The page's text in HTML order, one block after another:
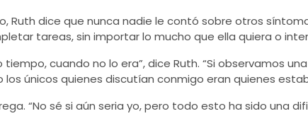
Ruth dice que nunca nadie le contó sobre otros
tareas, sin importar lo mucho que ella quiera o
cuando no lo era”, dice Ruth. “Si observamos
los únicos quienes discutían conmigo eran quienes
“No sé si aún seria yo, pero todo esto ha sido una